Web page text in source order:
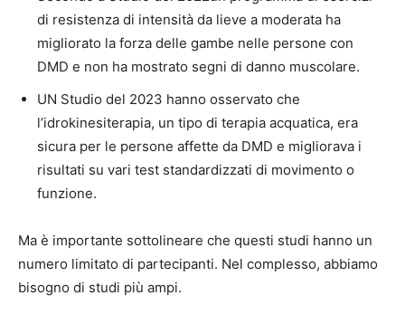
di resistenza di intensità da lieve a moderata ha
migliorato la forza delle gambe nelle persone con
DMD e non ha mostrato segni di danno muscolare.
UN Studio del 2023 hanno osservato che
l’idrokinesiterapia, un tipo di terapia acquatica, era
sicura per le persone affette da DMD e migliorava i
risultati su vari test standardizzati di movimento o
funzione.
Ma è importante sottolineare che questi studi hanno un
numero limitato di partecipanti. Nel complesso, abbiamo
bisogno di studi più ampi.